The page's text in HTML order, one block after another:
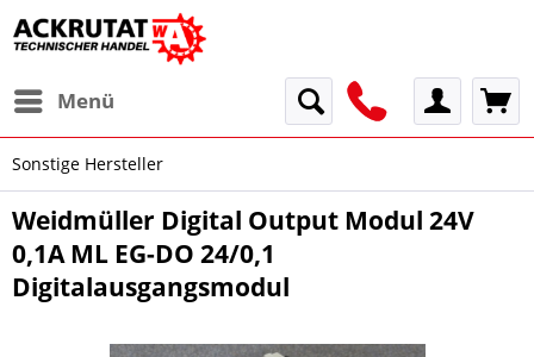
Menü
Sonstige Hersteller
Weidmüller Digital Output Modul 24V
0,1A ML EG-DO 24/0,1
Digitalausgangsmodul